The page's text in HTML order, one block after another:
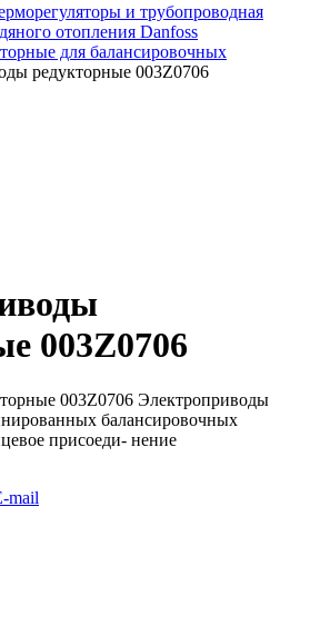
и трубопроводная
отопления Danfoss
для балансировочных
редукторные 003Z0706
003Z0706
003Z0706 Электроприводы
балансировочных
присоеди- нение